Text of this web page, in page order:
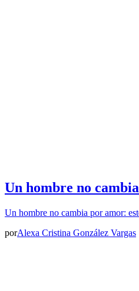
Un hombre no
Un hombre no cambia por amor:
porAlexa Cristina González Vargas